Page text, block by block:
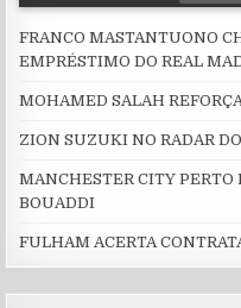
FRANCO MASTANTUONO
EMPRÉSTIMO DO REAL
MOHAMED SALAH
ZION SUZUKI NO RADAR
MANCHESTER CITY PERTO
BOUADDI
FULHAM ACERTA